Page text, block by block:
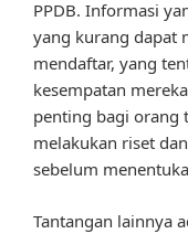
PPDB. Informasi
yang kurang dapat
mendaftar, yang
kesempatan
penting bagi orang
melakukan riset
sebelum
Tantangan lainnya